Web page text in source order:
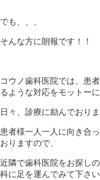
でも、、、
そんな方に朗報です！！
コウノ歯科医院では、患
るような対応をモットーに
日々、診療に励んでおりま
患者様一人一人に向き合
おりますので、
近隣で歯科医院をお探し
科に足を運んでみて下さい